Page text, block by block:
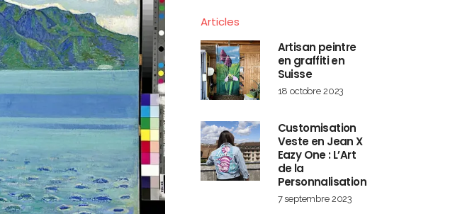
Articles
Artisan peintre
en graffiti en
Suisse
18 octobre 2023
Customisation
Veste en Jean X
Eazy One : L’Art
de la
Personnalisation
7 septembre 2023